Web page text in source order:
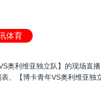
体育
利维亚独立队】的现场直
、【博卡青年VS奥利维亚